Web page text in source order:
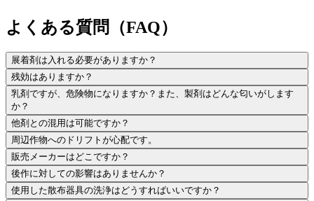
よくある質問（FAQ）
展着剤は入れる必要がありますか？
残効はありますか？
乳剤ですが、危険物になりますか？また、製剤はどんな匂いがします
か？
他剤との混用は可能ですか？
周辺作物へのドリフトが心配です。
販売メーカーはどこですか？
後作に対しての影響はありませんか？
使用した散布器具の洗浄はどうすればいいですか？